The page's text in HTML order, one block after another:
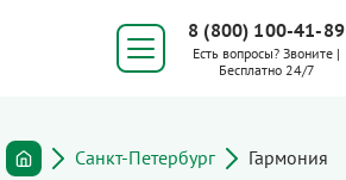
8 (800) 100-41-89
Есть вопросы? Звоните |
Бесплатно 24/7
Санкт-Петербург Гармония